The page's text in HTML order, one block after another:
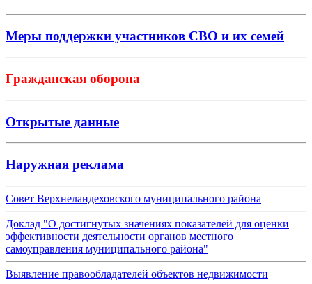
Меры поддержки участников СВО и их семей
Гражданская оборона
Открытые данные
Наружная реклама
Совет Верхнеландеховского муниципального района
Доклад "О достигнутых значениях показателей для оценки
эффективности деятельности органов местного
самоуправления муниципального района"
Выявление правообладателей объектов недвижимости